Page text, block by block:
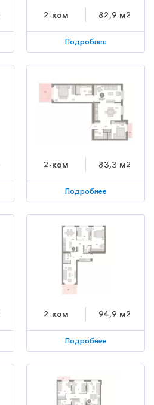
2-ком 82,9 м2
Подробнее
2-ком 83,3 м2
Подробнее
2-ком 94,9 м2
Подробнее